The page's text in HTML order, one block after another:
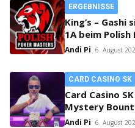
ERGEBNISSE
King’s – Gashi
1A beim
Bounty!
Andi Pi 6. August
CARD CASINO SK
Card Casino
Mystery
Max!
Andi Pi 6. August